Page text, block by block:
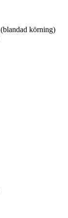
(blandad körning)